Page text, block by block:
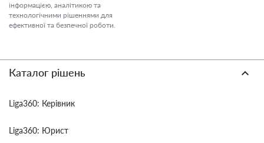
інформацією, аналітикою та
технологічними рішеннями для
ефективної та безпечної роботи.
Каталог рішень
Liga360: Керівник
Liga360: Юрист